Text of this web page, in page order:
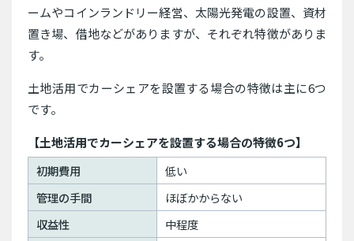
ームやコインランドリー経営、太陽光発電の設置、資材
置き場、借地などがありますが、それぞれ特徴がありま
す。
土地活用でカーシェアを設置する場合の特徴は主に6つ
です。
【土地活用でカーシェアを設置する場合の特徴6つ】
初期費用
低い
管理の手間
ほぼかからない
収益性
中程度